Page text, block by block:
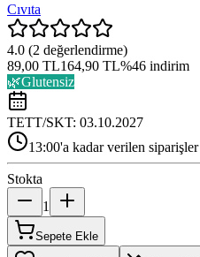
Cıvıta
4.0 (2 değerlendirme)
89,00 TL164,90 TL%46 indirim
🌿Glutensiz
TETT/SKT: 03.10.2027
13:00'a kadar verilen siparişler
Stokta
1
Sepete Ekle